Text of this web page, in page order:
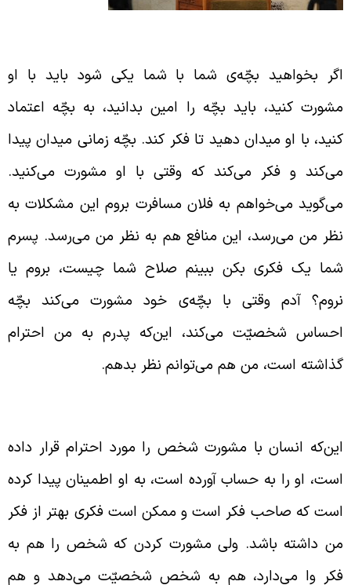
بخواهید بچّه‌ی شما با شما یکی شود باید با او
کنید، باید بچّه را امین بدانید، به بچّه اعتماد
با او میدان دهید تا فکر کند. بچّه زمانی میدان پیدا
و فکر می‌کند که وقتی با او مشورت می‌کنید.
می‌خواهم به فلان مسافرت بروم این مشکلات به
من می‌رسد، این منافع هم به نظر من می‌رسد. پسرم
یک فکری بکن ببینم صلاح شما چیست، بروم یا
آدم وقتی با بچّه‌ی خود مشورت می‌کند بچّه
شخصیّت می‌کند، این‌که پدرم به من احترام
است، من هم می‌‌توانم نظر بدهم.
انسان با مشورت شخص را مورد احترام قرار داده
او را به حساب آورده است، به او اطمینان پیدا کرده
که صاحب فکر است و ممکن است فکری بهتر از فکر
داشته باشد. ولی مشورت کردن که شخص را هم به
وا می‌دارد، هم به شخص شخصیّت می‌دهد و هم